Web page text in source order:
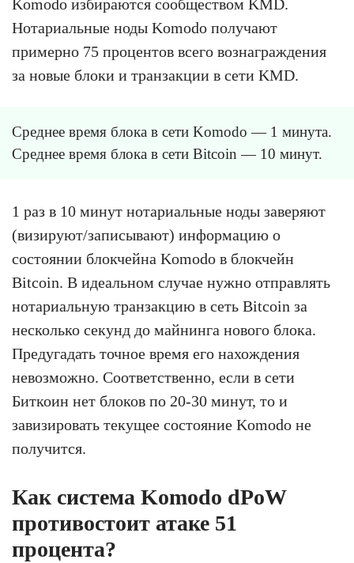
Komodo избираются сообществом KMD.
Нотариальные ноды Komodo получают
примерно 75 процентов всего вознаграждения
за новые блоки и транзакции в сети KMD.
Среднее время блока в сети Komodo — 1 минута.
Среднее время блока в сети Bitcoin — 10 минут.
1 раз в 10 минут нотариальные ноды заверяют
(визируют/записывают) информацию о
состоянии блокчейна Komodo в блокчейн
Bitcoin. В идеальном случае нужно отправлять
нотариальную транзакцию в сеть Bitcoin за
несколько секунд до майнинга нового блока.
Предугадать точное время его нахождения
невозможно. Соответственно, если в сети
Биткоин нет блоков по 20-30 минут, то и
завизировать текущее состояние Komodo не
получится.
Как система Komodo dPoW
противостоит атаке 51
процента?